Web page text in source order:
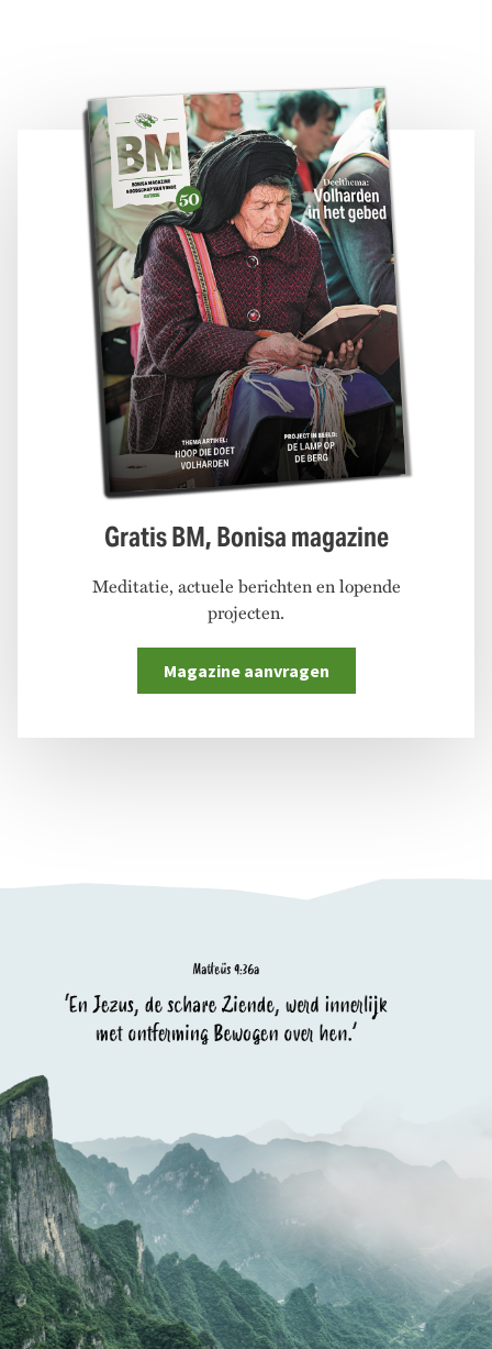
Gratis BM, Bonisa magazine
Meditatie, actuele berichten en lopende
projecten.
Magazine aanvragen